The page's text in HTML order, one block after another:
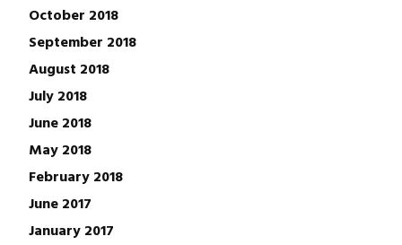
October 2018
September 2018
August 2018
July 2018
June 2018
May 2018
February 2018
June 2017
January 2017